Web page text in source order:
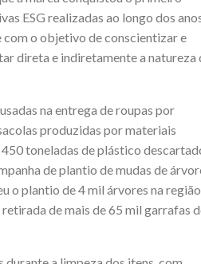
ESG realizadas ao longo dos
o objetivo de conscientizar e
direta e indiretamente a natureza
na entrega de roupas por
produzidas por materiais
toneladas de plástico
de plantio de mudas de
o plantio de 4 mil árvores na
de mais de 65 mil garrafas